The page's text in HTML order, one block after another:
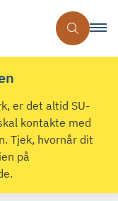
er det altid SU-
kontakte med
Tjek, hvornår dit
på